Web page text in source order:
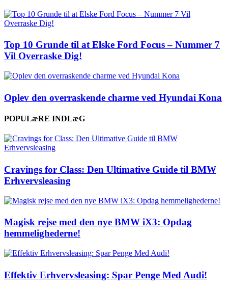
Top 10 Grunde til at Elske Ford Focus – Nummer 7
Vil Overraske Dig!
Oplev den overraskende charme ved Hyundai Kona
POPULæRE INDLæG
Cravings for Class: Den Ultimative Guide til BMW
Erhvervsleasing
Magisk rejse med den nye BMW iX3: Opdag
hemmelighederne!
Effektiv Erhvervsleasing: Spar Penge Med Audi!